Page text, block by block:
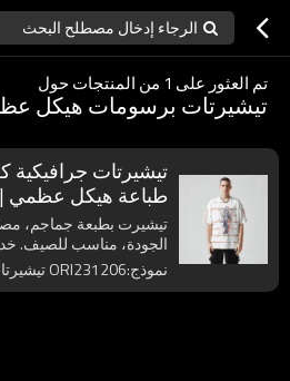
الرجاء إدخال مصطلح البحث
تم العثور على 1 من المنتجات حول
تيشيرتات برسومات هيكل
تيشيرتات
جرامًا للمتر المربع
تيشيرت بطبعة جماجم،
الجودة، مناسب للصيف.
نموذج:ORI231206 تيشيرتات الشارع